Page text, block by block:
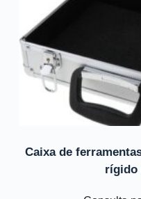
Caixa de
rígido